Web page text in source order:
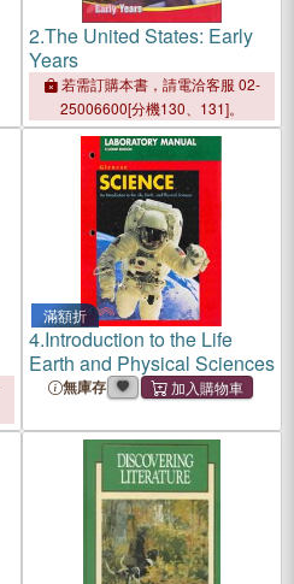
2.The United States: Early
Years
若需訂購本書，請電洽客服 02-
25006600[分機130、131]。
滿額折
4.Introduction to the Life
Earth and Physical Sciences
無庫存